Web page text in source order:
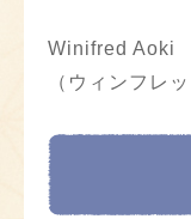
Winifred Aoki
（ウィンフレ